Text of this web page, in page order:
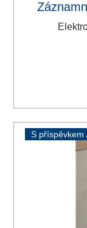
S příspěvkem